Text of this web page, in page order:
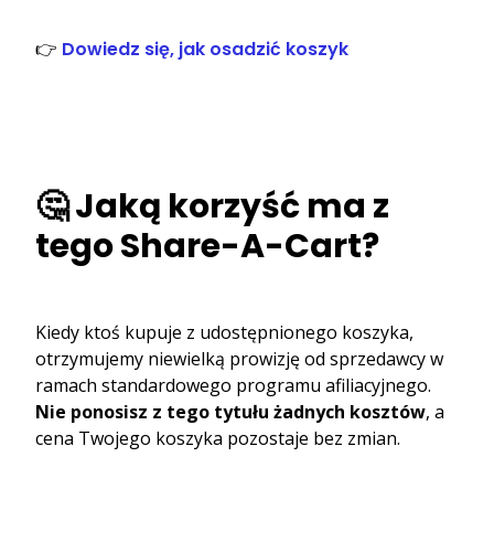
👉 Dowiedz się, jak osadzić koszyk
🤔 Jaką korzyść ma z
tego Share-A-Cart?
Kiedy ktoś kupuje z udostępnionego koszyka,
otrzymujemy niewielką prowizję od sprzedawcy w
ramach standardowego programu afiliacyjnego.
Nie ponosisz z tego tytułu żadnych kosztów, a
cena Twojego koszyka pozostaje bez zmian.